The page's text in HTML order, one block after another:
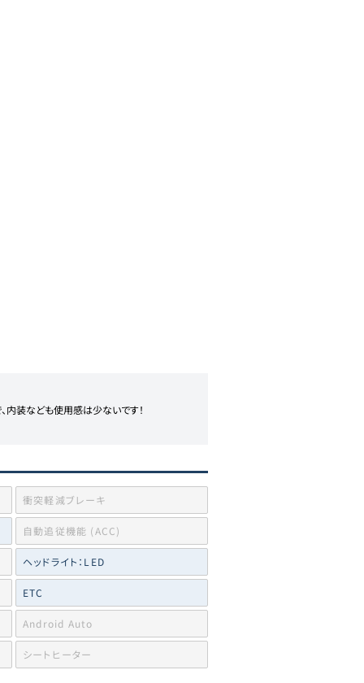
内装なども使用感は少ないです！
衝突軽減ブレーキ
自動追従機能 (ACC)
ヘッドライト：LED
ETC
Android Auto
シートヒーター